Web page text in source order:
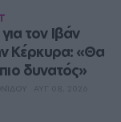
τον Ιβάν
Κέρκυρα: «Θα
δυνατός»